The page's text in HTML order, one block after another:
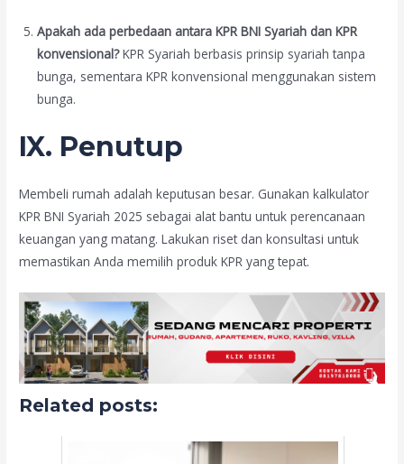
Apakah ada perbedaan antara KPR BNI Syariah dan KPR
konvensional?KPR Syariah berbasis prinsip syariah tanpa
bunga, sementara KPR konvensional menggunakan sistem
bunga.
IX. Penutup
Membeli rumah adalah keputusan besar. Gunakan kalkulator
KPR BNI Syariah 2025 sebagai alat bantu untuk perencanaan
keuangan yang matang. Lakukan riset dan konsultasi untuk
memastikan Anda memilih produk KPR yang tepat.
Related posts: